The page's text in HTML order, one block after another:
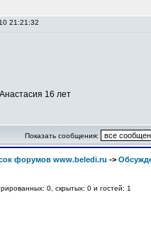
21:21:32
16 лет
Показать сообщения:
форумов www.beledi.ru ->
0, скрытых: 0 и гостей: 1